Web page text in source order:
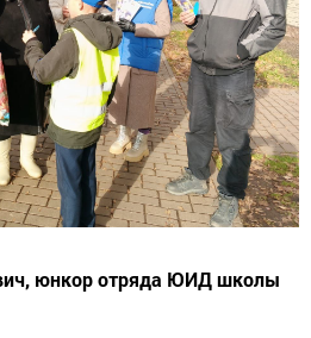
юнкор отряда ЮИД школы